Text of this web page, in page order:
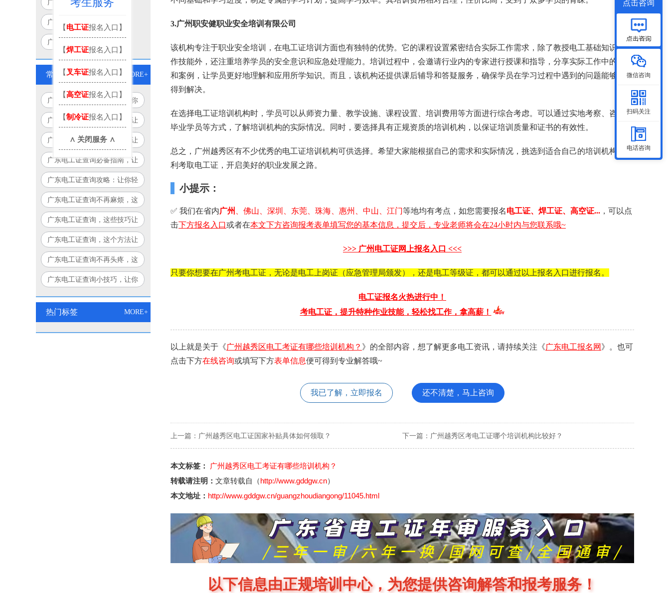
广州电工证一般多少钱
广州电工考试地点
广州电工证报考
常见问题 MORE+
广东电工证查询全攻略，让你
查询更轻松！
广东电工证查询，这些技巧让
你轻松搞定！
广东电工证查询，这个方法让
你告别繁琐流程！
广东电工证查询必备指南，让
你少走弯路！
广东电工证查询攻略：让你轻
松搞定，永不迷路！
广东电工证查询不再麻烦，这
个方法让你省时又省力！
广东电工证查询，这些技巧让
你事半功倍！
广东电工证查询，这个方法让
你告别繁琐！
广东电工证查询不再头疼，这
个方法让你豁然开朗！
广东电工证查询小技巧，让你
热门标签 MORE+
3.广州职安健职业安全培训有限公司
该机构专注于职业安全培训，在电工证培训方面也有独特的优势。它的课程设置紧密结合实际工作需求，除了教授电工基础知识和操
作技能外，还注重培养学员的安全意识和应急处理能力。培训过程中，会邀请行业内的专家进行授课和指导，分享实际工作中的经验
和案例，让学员更好地理解和应用所学知识。而且，该机构还提供课后辅导和答疑服务，确保学员在学习过程中遇到的问题能够及时
得到解决。
在选择电工证培训机构时，学员可以从师资力量、教学设施、课程设置、培训费用等方面进行综合考虑。可以通过实地考察、咨询已
毕业学员等方式，了解培训机构的实际情况。同时，要选择具有正规资质的培训机构，以保证培训质量和证书的有效性。
总之，广州越秀区有不少优秀的电工证培训机构可供选择。希望大家能根据自己的需求和实际情况，挑选到适合自己的培训机构，顺
利考取电工证，开启美好的职业发展之路。
小提示：
✅ 我们在省内广州 、佛山、深圳、东莞、珠海、惠州、中山、江门等地均有考点，如您需要 报名电工证 、 焊工证 、 高空证... ，可以点
击下方报名入口或者在本文下方咨询报考表单填写您的基本信息，提交后，专业老师将会在24小时内与您联系哦~
>>> 广州电工证网上报名入口 <<<
只要你想要在广州考电工证，无论是电工上岗证（应急管理局颁发），还是电工等级证，都可以通过以上报名入口进行报名。
电工证报名火热进行中！
考电工证，提升特种作业技能，轻松找工作，拿高薪！
以上就是关于《广州越秀区电工考证有哪些培训机构？ 》的全部内容，想了解更多电工资讯，请持续关注《广东电工报名网 》。也可
点击下方在线咨询或填写下方表单信息便可得到专业解答哦~
我已了解，立即报名 还不清楚，马上咨询
上一篇： 广州越秀区电工证国家补贴具体如何领取？ 下一篇： 广州越秀区考电工证哪个培训机构比较好？
本文标签：
广州越秀区电工考证有哪些培训机构？
转载请注明： 文章转载自（http://www.gddgw.cn）
本文地址： http://www.gddgw.cn/guangzhoudiangong/11045.html
以下信息由正规培训中心，为您提供咨询解答和报考服务！
【电工证报名入口】
【焊工证报名入口】
【 叉车证报名入口】
【高空证报名入口】
【制冷证报名入口】
∧ 关闭服务 ∧
点击咨询
微信咨询
扫码关注
电话咨询